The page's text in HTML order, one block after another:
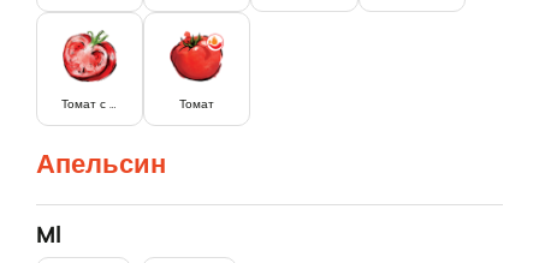
Томат с мякотью Томат
Апельсин
Ml